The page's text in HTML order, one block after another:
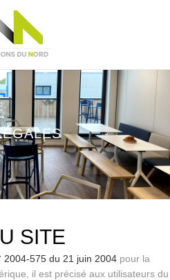
SITE
2004-575 du 21 juin 2004 pour la
il est précisé aux utilisateurs du